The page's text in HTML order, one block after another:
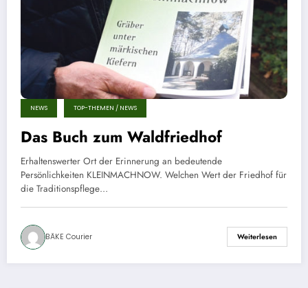
NEWS TOP-THEMEN / NEWS
Das Buch zum Waldfriedhof
Erhaltenswerter Ort der Erinnerung an bedeutende
Persönlichkeiten KLEINMACHNOW. Welchen Wert der Friedhof für
die Traditionspflege…
BÄKE Courier Weiterlesen